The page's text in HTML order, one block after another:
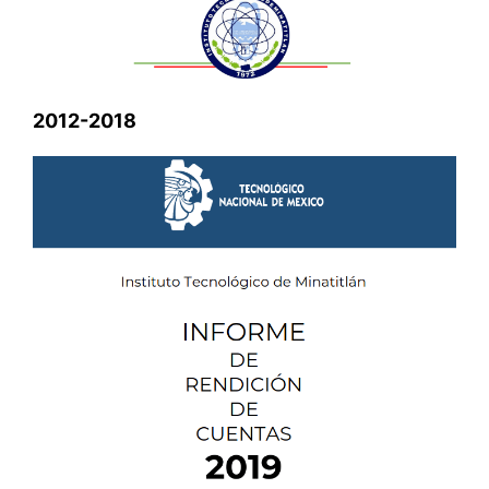
2012-2018